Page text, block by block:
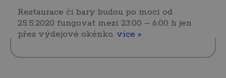
Restaurace či bary budou po moci od
25.5.2020 fungovat mezi 23:00 – 6:00 h jen
přes výdejové okénko. více »